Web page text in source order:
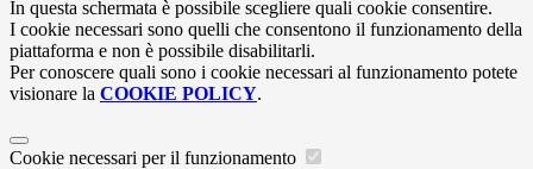
In questa schermata è possibile scegliere quali cookie consentire.
I cookie necessari sono quelli che consentono il funzionamento della
piattaforma e non è possibile disabilitarli.
Per conoscere quali sono i cookie necessari al funzionamento potete
visionare la COOKIE POLICY.
Cookie necessari per il funzionamento